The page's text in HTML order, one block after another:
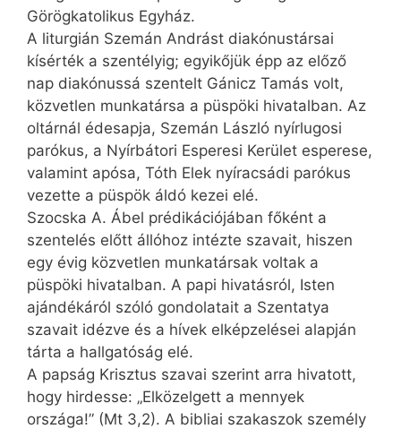
Görögkatolikus Egyház.
A liturgián Szemán Andrást diakónustársai
kísérték a szentélyig; egyikőjük épp az előző
nap diakónussá szentelt Gánicz Tamás volt,
közvetlen munkatársa a püspöki hivatalban. Az
oltárnál édesapja, Szemán László nyírlugosi
parókus, a Nyírbátori Esperesi Kerület esperese,
valamint apósa, Tóth Elek nyíracsádi parókus
vezette a püspök áldó kezei elé.
Szocska A. Ábel prédikációjában főként a
szentelés előtt állóhoz intézte szavait, hiszen
egy évig közvetlen munkatársak voltak a
püspöki hivatalban. A papi hivatásról, Isten
ajándékáról szóló gondolatait a Szentatya
szavait idézve és a hívek elképzelései alapján
tárta a hallgatóság elé.
A papság Krisztus szavai szerint arra hivatott,
hogy hirdesse: „Elközelgett a mennyek
országa!” (Mt 3,2). A bibliai szakaszok személy